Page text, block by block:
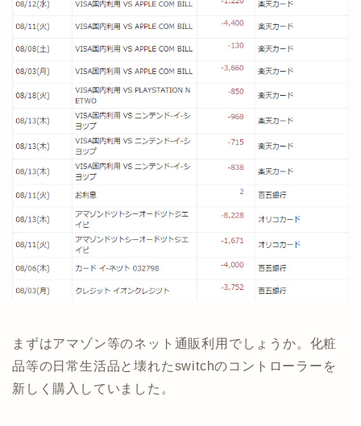
まずはアマゾン等のネット通販利用でしょうか。化粧
品等の日常生活品と壊れたswitchのコントローラーを
新しく購入していました。